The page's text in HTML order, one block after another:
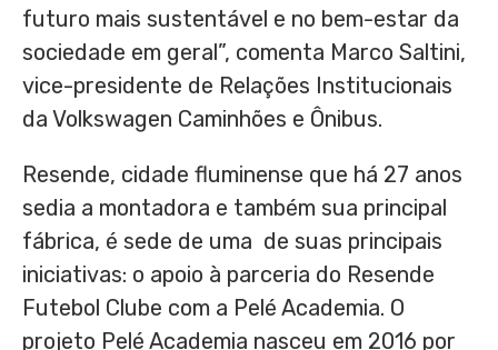
futuro mais sustentável e no bem-estar da
sociedade em geral”, comenta Marco Saltini,
vice-presidente de Relações Institucionais
da Volkswagen Caminhões e Ônibus.
Resende, cidade fluminense que há 27 anos
sedia a montadora e também sua principal
fábrica, é sede de uma de suas principais
iniciativas: o apoio à parceria do Resende
Futebol Clube com a Pelé Academia. O
projeto Pelé Academia nasceu em 2016 por